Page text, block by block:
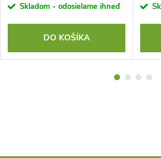
Skladom - odosielame ihneď
DO KOŠÍKA